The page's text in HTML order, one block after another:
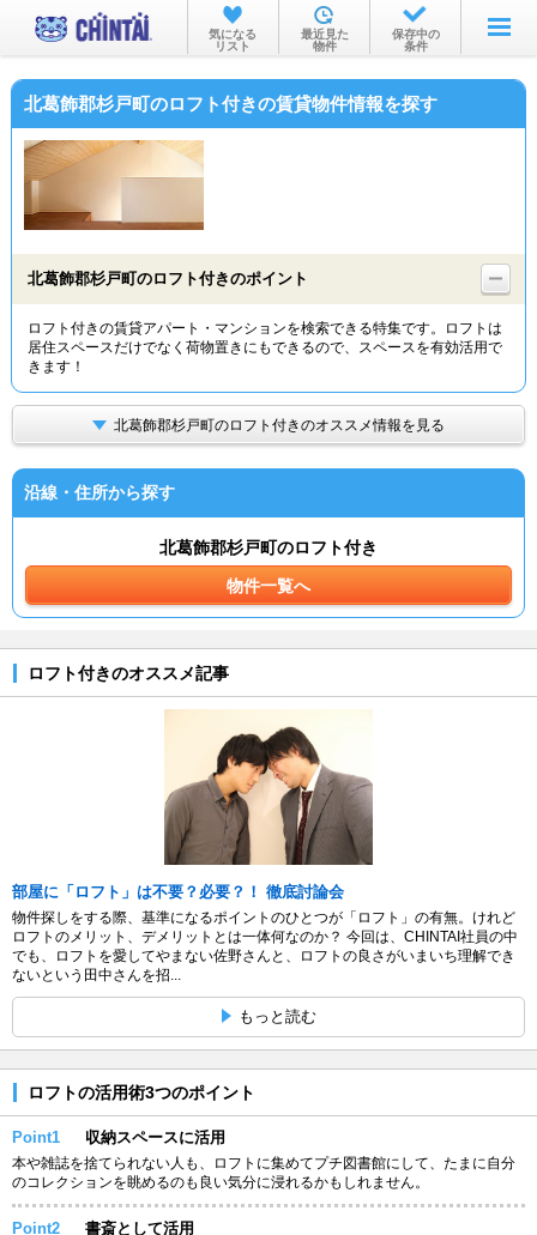
お部屋を探す
沿線・駅から
物件特集から
TOP
気になる
リスト
最近見た
物件
保存中の
条件
北葛飾郡杉戸町のロフト付きの賃貸物件情報を探す
北葛飾郡杉戸町のロフト付きのポイント
ロフト付きの賃貸アパート・マンションを検索できる特集です。ロフトは
居住スペースだけでなく荷物置きにもできるので、スペースを有効活用で
きます！
北葛飾郡杉戸町のロフト付きのオススメ情報を見る
沿線・住所から探す
北葛飾郡杉戸町のロフト付き
物件一覧へ
ロフト付きのオススメ記事
部屋に「ロフト」は不要？必要？！ 徹底討論会
物件探しをする際、基準になるポイントのひとつが「ロフト」の有無。けれど
ロフトのメリット、デメリットとは一体何なのか？ 今回は、CHINTAI社員の中
でも、ロフトを愛してやまない佐野さんと、ロフトの良さがいまいち理解でき
ないという田中さんを招...
もっと読む
ロフトの活用術3つのポイント
Point1 収納スペースに活用
本や雑誌を捨てられない人も、ロフトに集めてプチ図書館にして、たまに自分
のコレクションを眺めるのも良い気分に浸れるかもしれません。
Point2 書斎として活用